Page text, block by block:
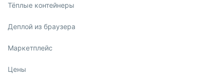
Тёплые контейнеры
Деплой из браузера
Маркетплейс
Цены